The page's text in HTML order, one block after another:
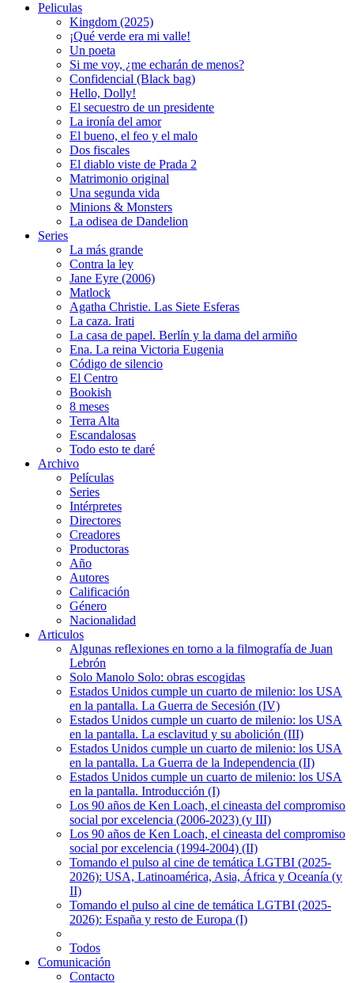
Peliculas
Kingdom (2025)
¡Qué verde era mi valle!
Un poeta
Si me voy, ¿me echarán de menos?
Confidencial (Black bag)
Hello, Dolly!
El secuestro de un presidente
La ironía del amor
El bueno, el feo y el malo
Dos fiscales
El diablo viste de Prada 2
Matrimonio original
Una segunda vida
Minions & Monsters
La odisea de Dandelion
Series
La más grande
Contra la ley
Jane Eyre (2006)
Matlock
Agatha Christie. Las Siete Esferas
La caza. Irati
La casa de papel. Berlín y la dama del armiño
Ena. La reina Victoria Eugenia
Código de silencio
El Centro
Bookish
8 meses
Terra Alta
Escandalosas
Todo esto te daré
Archivo
Películas
Series
Intérpretes
Directores
Creadores
Productoras
Año
Autores
Calificación
Género
Nacionalidad
Articulos
Algunas reflexiones en torno a la filmografía de Juan
Lebrón
Solo Manolo Solo: obras escogidas
Estados Unidos cumple un cuarto de milenio: los USA
en la pantalla. La Guerra de Secesión (IV)
Estados Unidos cumple un cuarto de milenio: los USA
en la pantalla. La esclavitud y su abolición (III)
Estados Unidos cumple un cuarto de milenio: los USA
en la pantalla. La Guerra de la Independencia (II)
Estados Unidos cumple un cuarto de milenio: los USA
en la pantalla. Introducción (I)
Los 90 años de Ken Loach, el cineasta del compromiso
social por excelencia (2006-2023) (y III)
Los 90 años de Ken Loach, el cineasta del compromiso
social por excelencia (1994-2004) (II)
Tomando el pulso al cine de temática LGTBI (2025-
2026): USA, Latinoamérica, Asia, África y Oceanía (y
II)
Tomando el pulso al cine de temática LGTBI (2025-
2026): España y resto de Europa (I)
Todos
Comunicación
Contacto